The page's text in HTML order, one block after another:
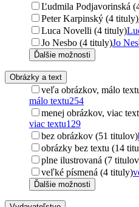
Ľudmila Podjavorinská
Peter Karpinský (4 tituly)
Luca Novelli (4 tituly)
Jo Nesbo (4 tituly)Jo
Ďalšie možnosti
Obrázky a text
veľa obrázkov, málo
málo textu254
menej obrázkov, viac
viac textu129
bez obrázkov (51 titulov)
obrázky bez textu (14
plne ilustrovaná (7
veľké písmená (4 tituly)
Ďalšie možnosti